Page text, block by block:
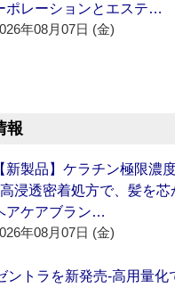
ポレーションとエステ…
年08月07日 (金)
報
【新製品】ケラチン極限濃
浸透密着処方で、髪を
アケアブラン…
年08月07日 (金)
ントラを新発売‐高用量化